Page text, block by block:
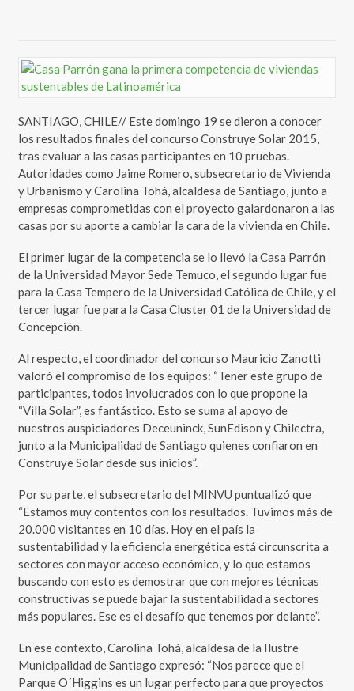
SANTIAGO, CHILE// Este domingo 19 se dieron a conocer
los resultados finales del concurso Construye Solar 2015,
tras evaluar a las casas participantes en 10 pruebas.
Autoridades como Jaime Romero, subsecretario de Vivienda
y Urbanismo y Carolina Tohá, alcaldesa de Santiago, junto a
empresas comprometidas con el proyecto galardonaron a las
casas por su aporte a cambiar la cara de la vivienda en Chile.
El primer lugar de la competencia se lo llevó la Casa Parrón
de la Universidad Mayor Sede Temuco, el segundo lugar fue
para la Casa Tempero de la Universidad Católica de Chile, y el
tercer lugar fue para la Casa Cluster 01 de la Universidad de
Concepción.
Al respecto, el coordinador del concurso Mauricio Zanotti
valoró el compromiso de los equipos: “Tener este grupo de
participantes, todos involucrados con lo que propone la
“Villa Solar”, es fantástico. Esto se suma al apoyo de
nuestros auspiciadores Deceuninck, SunEdison y Chilectra,
junto a la Municipalidad de Santiago quienes confiaron en
Construye Solar desde sus inicios”.
Por su parte, el subsecretario del MINVU puntualizó que
“Estamos muy contentos con los resultados. Tuvimos más de
20.000 visitantes en 10 días. Hoy en el país la
sustentabilidad y la eficiencia energética está circunscrita a
sectores con mayor acceso económico, y lo que estamos
buscando con esto es demostrar que con mejores técnicas
constructivas se puede bajar la sustentabilidad a sectores
más populares. Ese es el desafío que tenemos por delante”.
En ese contexto, Carolina Tohá, alcaldesa de la Ilustre
Municipalidad de Santiago expresó: “Nos parece que el
Parque O´Higgins es un lugar perfecto para que proyectos